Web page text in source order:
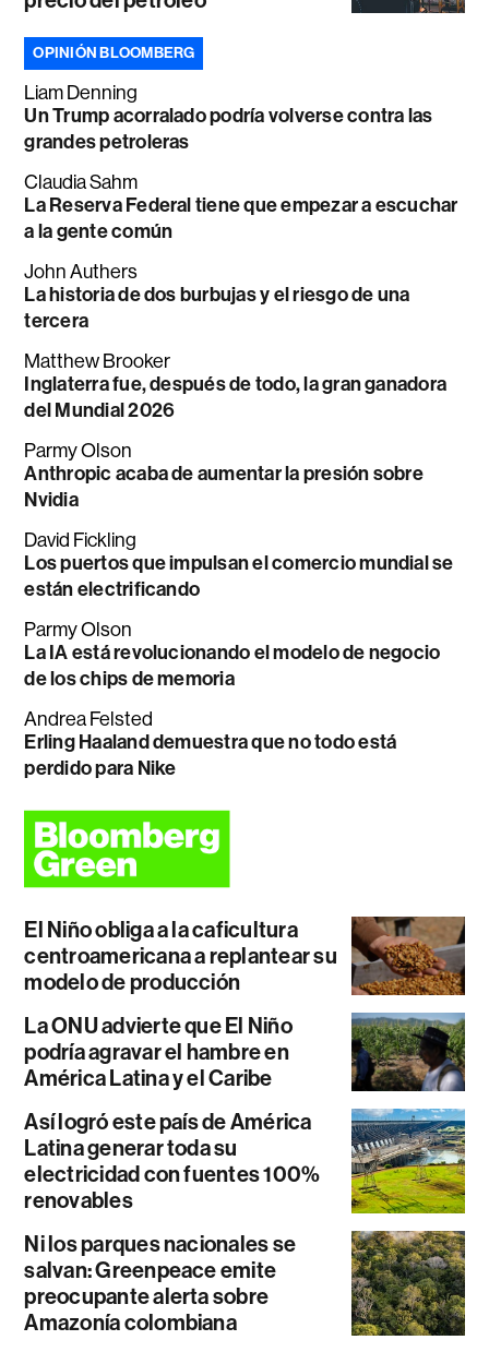
OPINIÓN BLOOMBERG
Liam Denning
Un Trump acorralado podría volverse contra las
grandes petroleras
Claudia Sahm
La Reserva Federal tiene que empezar a escuchar
a la gente común
John Authers
La historia de dos burbujas y el riesgo de una
tercera
Matthew Brooker
Inglaterra fue, después de todo, la gran ganadora
del Mundial 2026
Parmy Olson
Anthropic acaba de aumentar la presión sobre
Nvidia
David Fickling
Los puertos que impulsan el comercio mundial se
están electrificando
Parmy Olson
La IA está revolucionando el modelo de negocio
de los chips de memoria
Andrea Felsted
Erling Haaland demuestra que no todo está
perdido para Nike
El Niño obliga a la caficultura
centroamericana a replantear su
modelo de producción
La ONU advierte que El Niño
podría agravar el hambre en
América Latina y el Caribe
Así logró este país de América
Latina generar toda su
electricidad con fuentes 100%
renovables
Ni los parques nacionales se
salvan: Greenpeace emite
preocupante alerta sobre
Amazonía colombiana